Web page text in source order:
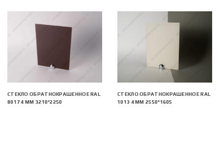
СТЕКЛО ОБРАТНОКРАШЕННОЕ RAL
8017 4 ММ 3210*2250
СТЕКЛО ОБРАТНОКРАШЕННОЕ RAL
1013 4 ММ 2550*1605